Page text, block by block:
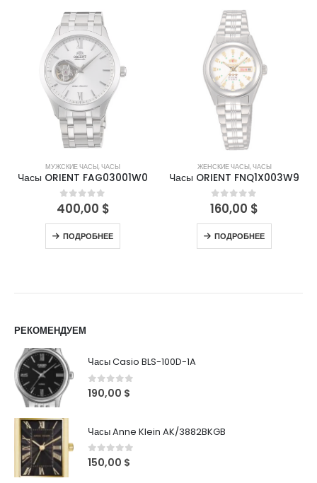
НЕТ В НАЛИЧИИ
МУЖСКИЕ ЧАСЫ,ЧАСЫ
Часы ORIENT FAG03001W0
0out of 5
400,00 $
ПОДРОБНЕЕ
НЕТ В НАЛИЧИИ
ЖЕНСКИЕ ЧАСЫ,ЧАСЫ
Часы ORIENT FNQ1X003W9
0out of 5
160,00 $
ПОДРОБНЕЕ
РЕКОМЕНДУЕМ
Часы Casio BLS-100D-1A
0out of 5
190,00 $
Часы Anne Klein AK/3882BKGB
0out of 5
150,00 $